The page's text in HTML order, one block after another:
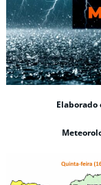
Elaborado